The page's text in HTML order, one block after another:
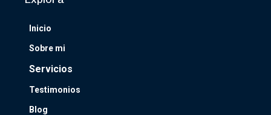
Inicio
Sobre mi
Servicios
Testimonios
Blog